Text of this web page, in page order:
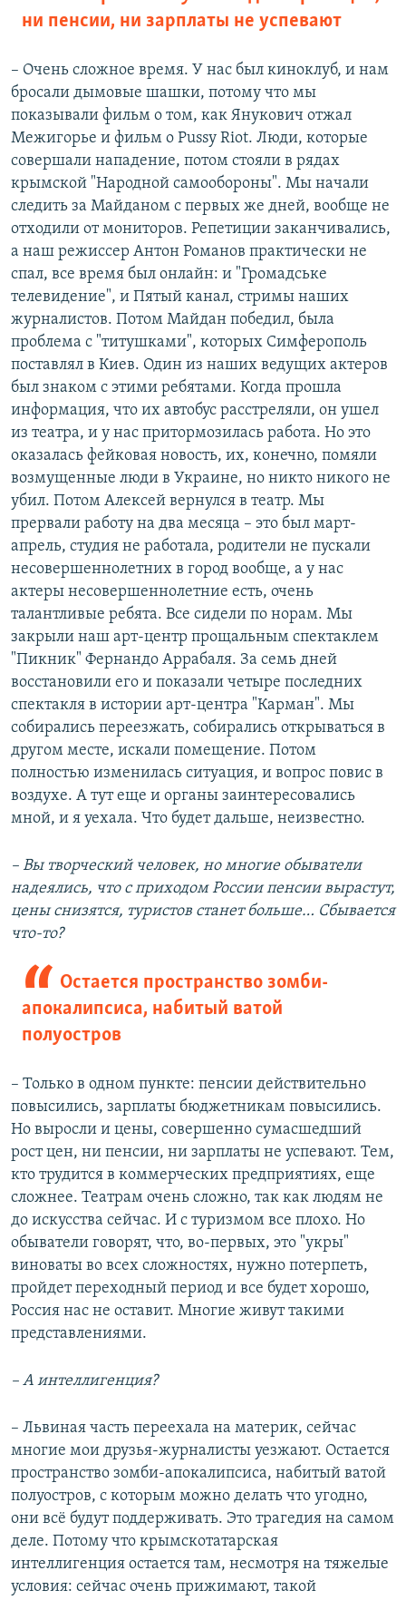
ни пенсии, ни зарплаты не успевают
– Очень сложное время. У нас был киноклуб, и нам
бросали дымовые шашки, потому что мы
показывали фильм о том, как Янукович отжал
Межигорье и фильм о Pussy Riot. Люди, которые
совершали нападение, потом стояли в рядах
крымской "Народной самообороны". Мы начали
следить за Майданом с первых же дней, вообще не
отходили от мониторов. Репетиции заканчивались,
а наш режиссер Антон Романов практически не
спал, все время был онлайн: и "Громадське
телевидение", и Пятый канал, стримы наших
журналистов. Потом Майдан победил, была
проблема с "титушками", которых Симферополь
поставлял в Киев. Один из наших ведущих актеров
был знаком с этими ребятами. Когда прошла
информация, что их автобус расстреляли, он ушел
из театра, и у нас притормозилась работа. Но это
оказалась фейковая новость, их, конечно, помяли
возмущенные люди в Украине, но никто никого не
убил. Потом Алексей вернулся в театр. Мы
прервали работу на два месяца – это был март-
апрель, студия не работала, родители не пускали
несовершеннолетних в город вообще, а у нас
актеры несовершеннолетние есть, очень
талантливые ребята. Все сидели по норам. Мы
закрыли наш арт-центр прощальным спектаклем
"Пикник" Фернандо Аррабаля. За семь дней
восстановили его и показали четыре последних
спектакля в истории арт-центра "Карман". Мы
собирались переезжать, собирались открываться в
другом месте, искали помещение. Потом
полностью изменилась ситуация, и вопрос повис в
воздухе. А тут еще и органы заинтересовались
мной, и я уехала. Что будет дальше, неизвестно.
– Вы творческий человек, но многие обыватели
надеялись, что с приходом России пенсии вырастут,
цены снизятся, туристов станет больше… Сбывается
что-то?
Остается пространство зомби-
апокалипсиса, набитый ватой
полуостров
– Только в одном пункте: пенсии действительно
повысились, зарплаты бюджетникам повысились.
Но выросли и цены, совершенно сумасшедший
рост цен, ни пенсии, ни зарплаты не успевают. Тем,
кто трудится в коммерческих предприятиях, еще
сложнее. Театрам очень сложно, так как людям не
до искусства сейчас. И с туризмом все плохо. Но
обыватели говорят, что, во-первых, это "укры"
виноваты во всех сложностях, нужно потерпеть,
пройдет переходный период и все будет хорошо,
Россия нас не оставит. Многие живут такими
представлениями.
– А интеллигенция?
– Львиная часть переехала на материк, сейчас
многие мои друзья-журналисты уезжают. Остается
пространство зомби-апокалипсиса, набитый ватой
полуостров, с которым можно делать что угодно,
они всё будут поддерживать. Это трагедия на самом
деле. Потому что крымскотатарская
интеллигенция остается там, несмотря на тяжелые
условия: сейчас очень прижимают, такой